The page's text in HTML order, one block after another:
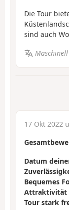
Die Tour
sind auch
17 Okt 2022
Datum
Bequemes
Attraktivität
Tour stark